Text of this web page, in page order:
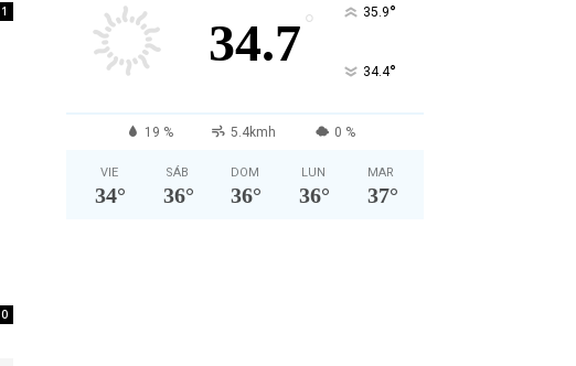
1
0
34.7 ° 35.9°
34.4°
19 % 5.4kmh 0 %
VIE
34°
SÁB
36°
DOM
36°
LUN
36°
MAR
37°